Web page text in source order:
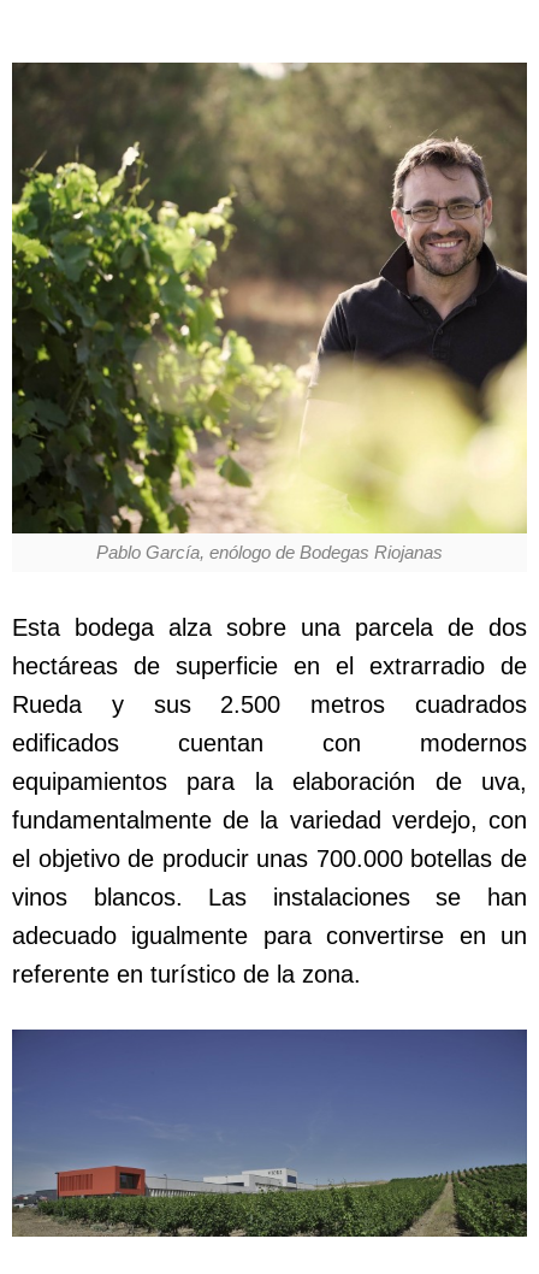
Pablo García, enólogo de Bodegas Riojanas
Esta bodega alza sobre una parcela de dos
hectáreas de superficie en el extrarradio de
Rueda y sus 2.500 metros cuadrados
edificados cuentan con modernos
equipamientos para la elaboración de uva,
fundamentalmente de la variedad verdejo, con
el objetivo de producir unas 700.000 botellas de
vinos blancos. Las instalaciones se han
adecuado igualmente para convertirse en un
referente en turístico de la zona.